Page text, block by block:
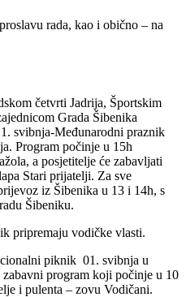
rada, kao i obično – na
četvrti Jadrija, Športskim
Grada Šibenika
svibnja-Međunarodni praznik
Program počinje u 15h
a posjetitelje će zabavljati
Stari prijatelji. Za sve
iz Šibenika u 13 i 14h, s
Šibeniku.
pripremaju vodičke vlasti.
piknik 01. svibnja u
program koji počinje u 10
i pulenta – zovu Vodičani.